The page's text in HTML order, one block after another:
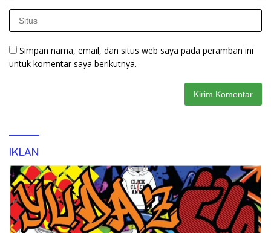
Simpan nama, email, dan situs web saya pada peramban ini
untuk komentar saya berikutnya.
IKLAN